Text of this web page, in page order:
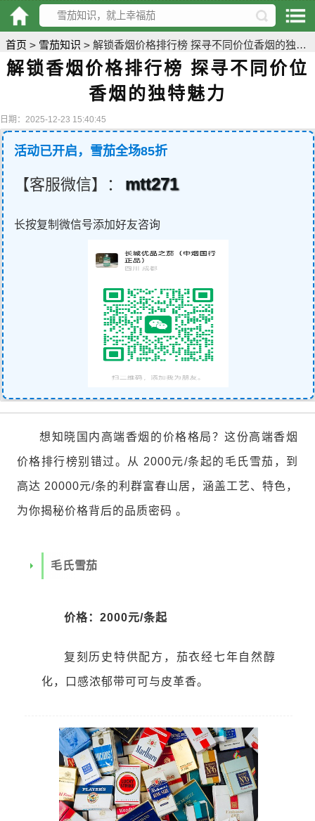
首页 > 雪茄知识 > 解锁香烟价格排行榜 探寻不同价位香烟的独特魅力
解锁香烟价格排行榜 探寻不同价位
香烟的独特魅力
日期：2025-12-23 15:40:45
活动已开启，雪茄全场85折
【客服微信】： mtt271
长按复制微信号添加好友咨询
想知晓国内高端香烟的价格格局？这份高端香烟
价格排行榜别错过。从 2000元/条起的毛氏雪茄，到
高达 20000元/条的利群富春山居，涵盖工艺、特色，
为你揭秘价格背后的品质密码 。
毛氏雪茄
价格：2000元/条起
复刻历史特供配方，茄衣经七年自然醇
化，口感浓郁带可可与皮革香。